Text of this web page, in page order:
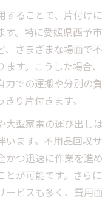
することで、片付け
す。特に愛媛県西予
、さまざまな場面で
ます。こうした場合
力での運搬や分別の
り片付きます。
大型家電の運び出し
います。不用品回収
かつ迅速に作業を進
とが可能です。さら
ービスも多く、費用